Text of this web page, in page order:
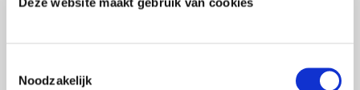
Noodzakelijk
en dat is de crux.